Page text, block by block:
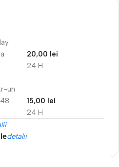
24 H
20,00 lei
un
24 H
15,00 lei
detalii